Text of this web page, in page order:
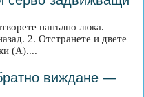
напълно люка.
2. Отстранете и двете
(A)....
виждане —